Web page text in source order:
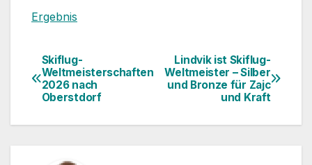
Ergebnis
Beitragsnavigation
Lindvik ist Skiflug-
Weltmeister – Silber
und Bronze für Zajc
und Kraft
Skiflug-
Weltmeisterschaften
2026 nach
Oberstdorf